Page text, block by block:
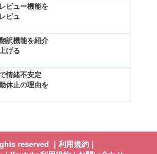
ビュー機能を
ビュ
訳機能を紹介
げる
情緒不安定
休止の理由を
reserved | 利用規約 |